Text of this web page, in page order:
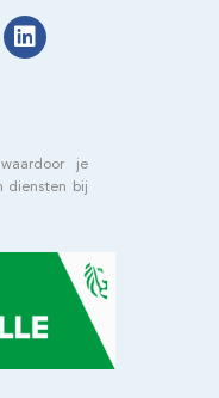
je
diensten bij